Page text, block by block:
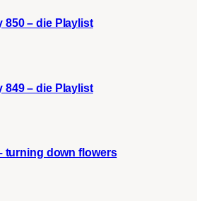
850 – die Playlist
849 – die Playlist
turning down flowers